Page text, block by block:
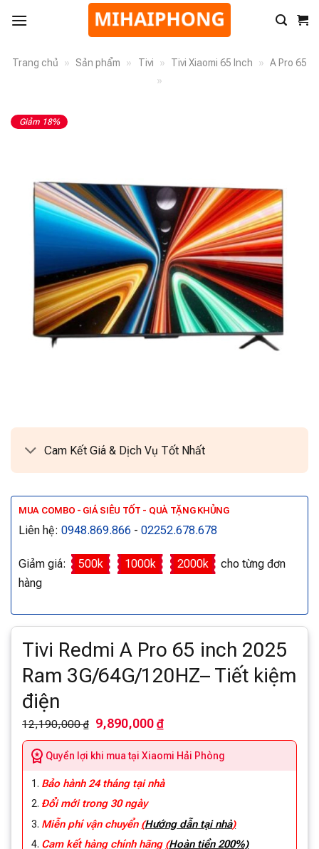
Trang chủ » Sản phẩm » Tivi » Tivi Xiaomi 65 Inch » A Pro 65
»
Giảm 18%
Cam Kết Giá & Dịch Vụ Tốt Nhất
MUA COMBO - GIÁ SIÊU TỐT - QUÀ TẶNG KHỦNG
Liên hệ: 0948.869.866 - 02252.678.678
Giảm giá: 500k 1000k 2000k
cho từng đơn
hàng
Tivi Redmi A Pro 65 inch 2025
Ram 3G/64G/120HZ– Tiết kiệm
điện
12,190,000 ₫ 9,890,000 ₫
Quyền lợi khi mua tại Xiaomi Hải Phòng
Bảo hành 24 tháng tại nhà
Đổi mới trong 30 ngày
Miễn phí vận chuyển (Hướng dẫn tại nhà)
Cam kết hàng chính hãng (Hoàn tiền 200%)